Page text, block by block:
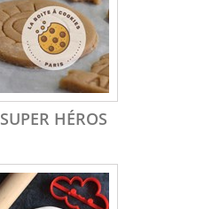
SUPER HÉROS